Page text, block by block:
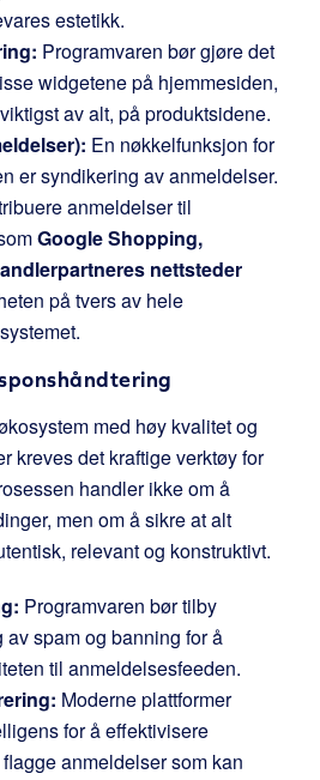
estetikk.
Programvaren bør gjøre det
widgetene på hjemmesiden,
av alt, på produktsidene.
En nøkkelfunksjon for
er syndikering av anmeldelser.
anmeldelser til
Google Shopping,
nettsteder
på tvers av hele
med høy kvalitet og
kreves det kraftige verktøy for
handler ikke om å
men om å sikre at alt
relevant og konstruktivt.
Programvaren bør tilby
spam og banning for å
til anmeldelsesfeeden.
Moderne plattformer
for å effektivisere
anmeldelser som kan